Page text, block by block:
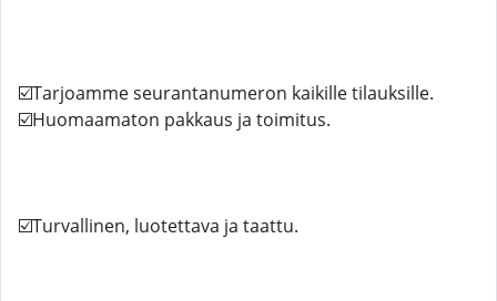
☑️Tarjoamme seurantanumeron kaikille tilauksille.
☑️Huomaamaton pakkaus ja toimitus.
☑️Turvallinen, luotettava ja taattu.